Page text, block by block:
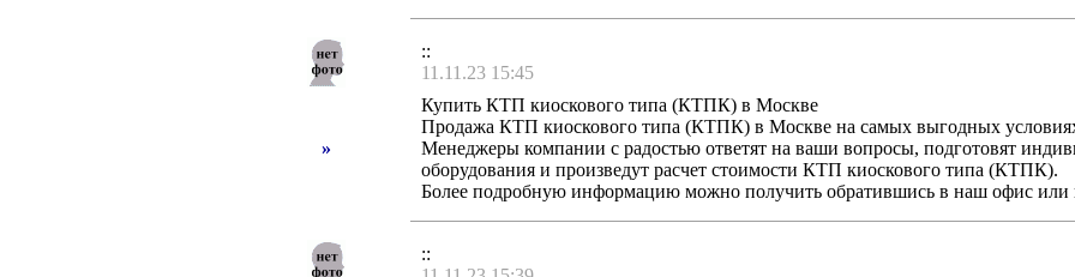
::
11.11.23 15:45
»
Купить КТП киоскового типа (КТПК) в Москве
Продажа КТП киоскового типа (КТПК) в Москве на самых выгодных
Менеджеры компании с радостью ответят на ваши вопросы, подготовят
оборудования и произведут расчет стоимости КТП киоскового типа (КТПК).
Более подробную информацию можно получить обратившись в наш офис или
::